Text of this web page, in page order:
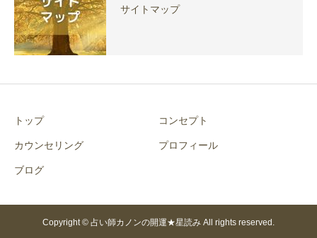
サイトマップ
トップ コンセプト
カウンセリング プロフィール
ブログ
Copyright © 占い師カノンの開運★星読み All rights reserved.